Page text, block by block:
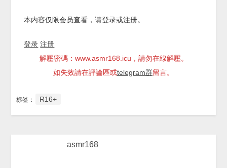
本内容仅限会员查看，请登录或注册。
登录 注册
解壓密碼：www.asmr168.icu，請勿在線解壓。
如失效請在評論區或telegram群留言。
标签： R16+
asmr168